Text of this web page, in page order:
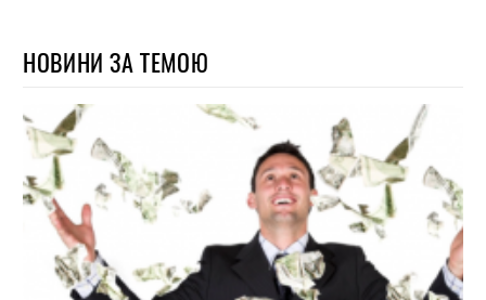
НОВИНИ ЗА ТЕМОЮ